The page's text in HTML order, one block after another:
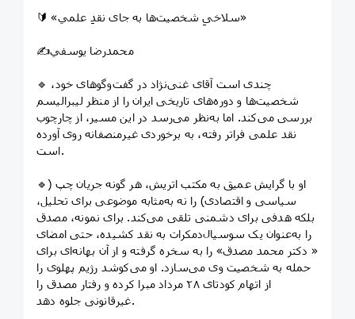
🔰 «سلاخیِ شخصیت‌ها به جای نقدِ علمي»
✍محمدرضا يوسفي
🔹 چندی است آقای غنی‌نژاد در گفت‌وگوهای خود،
شخصیت‌ها و دوره‌های تاریخی ایران را از منظر لیبرالیسم
بررسی می‌کند. اما به‌نظر می‌رسد در این مسیر، از چارچوب
نقد علمی فراتر رفته، به برخوردی غیرمنصفانه روی آورده
است.
🔹او با گرایش عمیق به مکتب اتریش، هر گونه جریان چپ (
سیاسی و اقتصادی) را نه به‌مثابه موضوعی برای تحلیل،
بلکه هدفی برای دشمنی تلقی می‌کند. برای نمونه، مصدق
را به‌عنوان یک سوسیال‌دمکرات به نقد کشیده، حتی امضای
« دکتر محمد مصدق» را به سخره گرفته و از آن بهانه‌ای برای
حمله به شخصیت وی می‌سازد. او می‌کوشد رژیم پهلوی را
از اتهام کودتای ۲۸ مرداد مبرا کرده و رفتار مصدق را
غیرقانونی جلوه دهد.